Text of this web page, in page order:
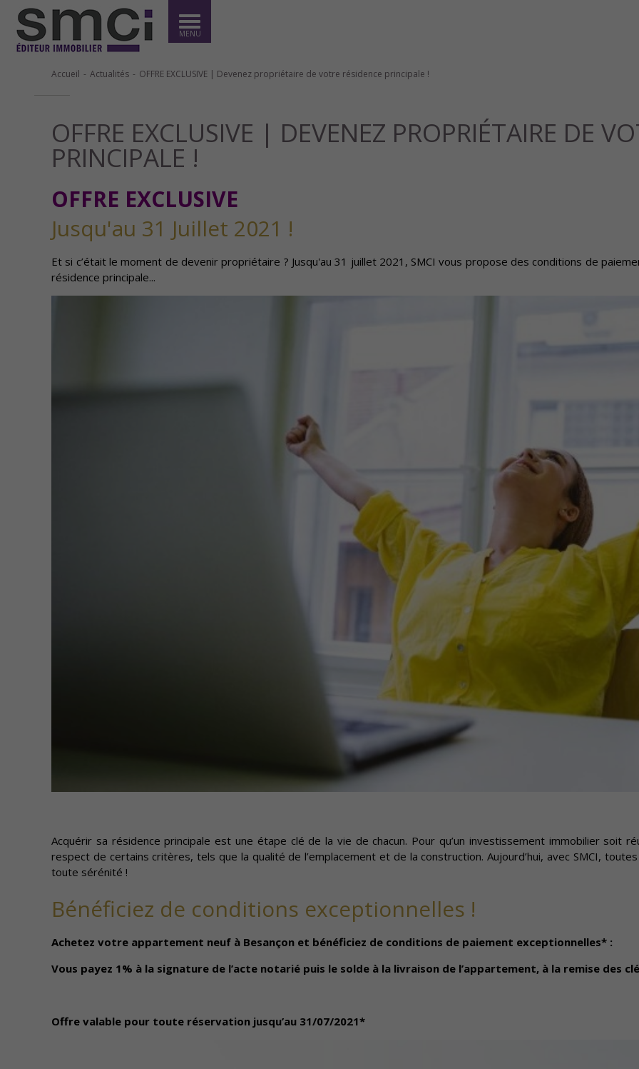
MENU
Accueil Actualités OFFRE EXCLUSIVE | Devenez propriétaire de votre résidence principale !
OFFRE EXCLUSIVE | DEVENEZ PROPRIÉTAIRE DE
PRINCIPALE !
OFFRE EXCLUSIVE
Jusqu'au 31 Juillet 2021 !
Et si c’était le moment de devenir propriétaire ? Jusqu'au 31 juillet 2021, SMCI vous propose des conditions de
résidence principale...
Acquérir sa résidence principale est une étape clé de la vie de chacun. Pour qu’un investissement immobilier soit
respect de certains critères, tels que la qualité de l’emplacement et de la construction. Aujourd’hui, avec SMCI,
toute sérénité !
Bénéficiez de conditions exceptionnelles !
Achetez votre appartement neuf à Besançon et bénéficiez de conditions de paiement exceptionnelles* :
Vous payez 1% à la signature de l’acte notarié puis le solde à la livraison de l’appartement, à la remise des
Offre valable pour toute réservation jusqu’au 31/07/2021*